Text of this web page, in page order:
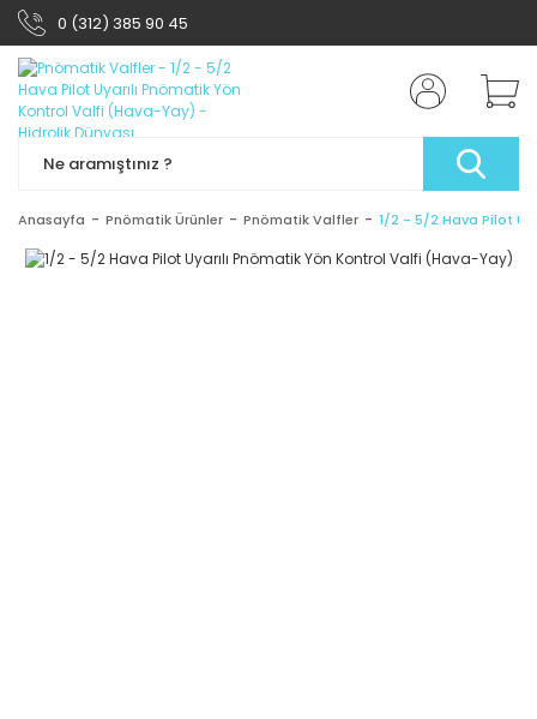
0 (312) 385 90 45
Anasayfa Pnömatik Ürünler Pnömatik Valfler 1/2 - 5/2 Hava Pilot